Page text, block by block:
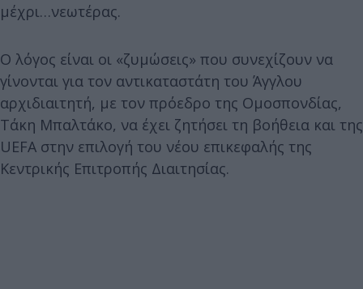
μέχρι…νεωτέρας.
Ο λόγος είναι οι «ζυμώσεις» που συνεχίζουν να
γίνονται για τον αντικαταστάτη του Άγγλου
αρχιδιαιτητή, με τον πρόεδρο της Ομοσπονδίας,
Τάκη Μπαλτάκο, να έχει ζητήσει τη βοήθεια και της
UEFA στην επιλογή του νέου επικεφαλής της
Κεντρικής Επιτροπής Διαιτησίας.